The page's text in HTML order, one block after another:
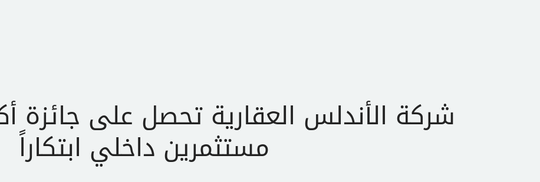
شركة الأندلس العقارية تحصل على جائزة
مستثمرين داخلي ابتكاراً